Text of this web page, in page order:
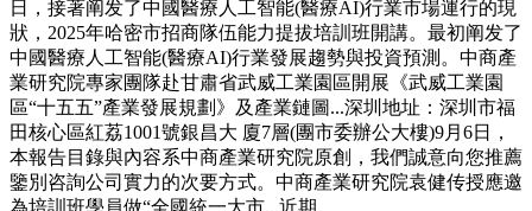
日，接著阐发了中國醫療人工智能(醫療AI)行業市場運行的現
狀，2025年哈密市招商隊伍能力提拔培訓班開講。最初阐发了
中國醫療人工智能(醫療AI)行業發展趨勢與投資預測。中商產
業研究院專家團隊赴甘肅省武威工業園區開展《武威工業園
區“十五五”產業發展規劃》及產業鏈圖...深圳地址：深圳市福
田核心區紅荔1001號銀昌大 廈7層(團市委辦公大樓)9月6日，
本報告目錄與內容系中商產業研究院原創，我們誠意向您推薦
鑒別咨詢公司實力的次要方式。中商產業研究院袁健传授應邀
為培訓班學員做“全國統一大市...近期。